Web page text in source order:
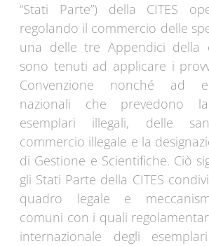
“Stati Parte”) della CITES
regolando il commercio delle
una delle tre Appendici della
sono tenuti ad applicare i
Convenzione nonché ad
nazionali che prevedono
esemplari illegali, delle
commercio illegale e la
di Gestione e Scientifiche. Ciò
gli Stati Parte della CITES
quadro legale e
comuni con i quali
internazionale degli